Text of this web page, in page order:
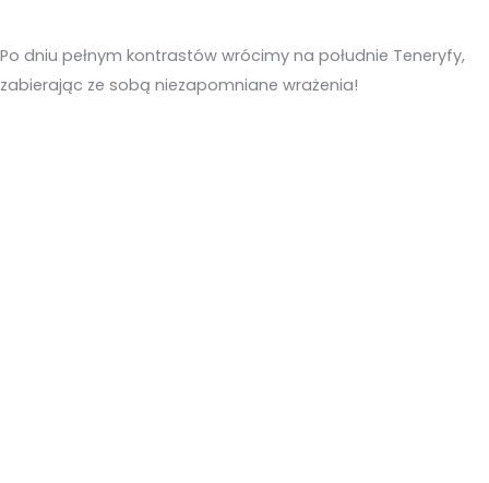
Po dniu pełnym kontrastów wrócimy na południe Teneryfy,
zabierając ze sobą niezapomniane wrażenia!